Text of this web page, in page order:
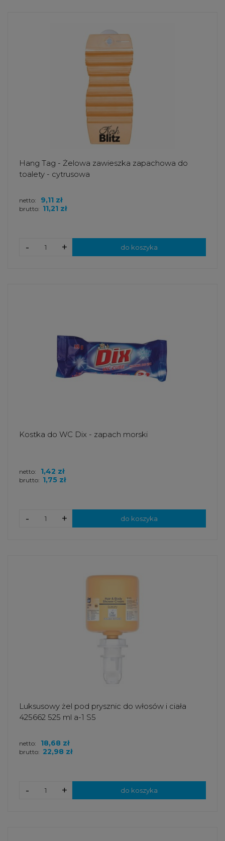
Hang Tag - Żelowa zawieszka zapachowa do
toalety - cytrusowa
brutto: 11,21 zł
netto: 9,11 zł
+
- do koszyka
Kostka do WC Dix - zapach morski
brutto: 1,75 zł
netto: 1,42 zł
+
- do koszyka
Luksusowy żel pod prysznic do włosów i ciała
425662 525 ml a-1 S5
brutto: 22,98 zł
netto: 18,68 zł
+
- do koszyka